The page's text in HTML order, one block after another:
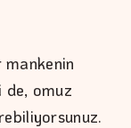
de, omuz